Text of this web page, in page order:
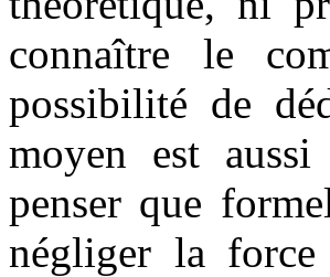
connaître le
possibilité de
moyen est
penser que
négliger la